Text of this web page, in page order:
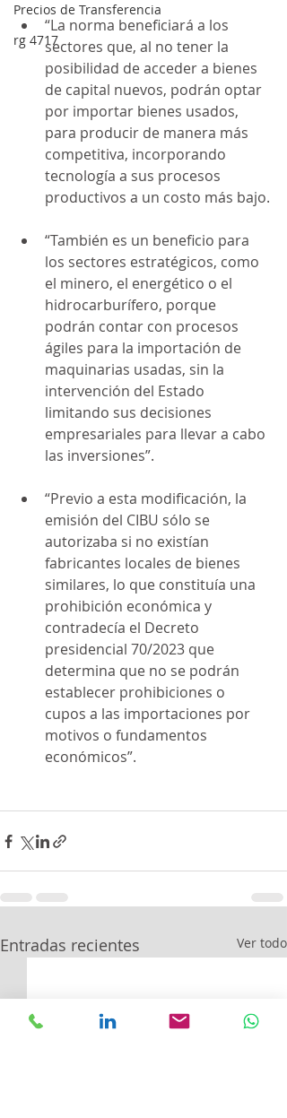
Precios de Transferencia
rg 4717
“La norma beneficiará a los
sectores que, al no tener la
posibilidad de acceder a bienes
de capital nuevos, podrán optar
por importar bienes usados,
para producir de manera más
competitiva, incorporando
tecnología a sus procesos
productivos a un costo más bajo.
“También es un beneficio para
los sectores estratégicos, como
el minero, el energético o el
hidrocarburífero, porque
podrán contar con procesos
ágiles para la importación de
maquinarias usadas, sin la
intervención del Estado
limitando sus decisiones
empresariales para llevar a cabo
las inversiones”.
“Previo a esta modificación, la
emisión del CIBU sólo se
autorizaba si no existían
fabricantes locales de bienes
similares, lo que constituía una
prohibición económica y
contradecía el Decreto
presidencial 70/2023 que
determina que no se podrán
establecer prohibiciones o
cupos a las importaciones por
motivos o fundamentos
económicos”.
Entradas recientes Ver todo